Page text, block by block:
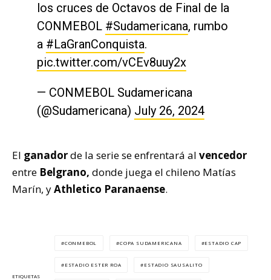
los cruces de Octavos de Final de la
CONMEBOL #Sudamericana, rumbo
a #LaGranConquista.
pic.twitter.com/vCEv8uuy2x
— CONMEBOL Sudamericana
(@Sudamericana) July 26, 2024
El ganadorde la serie se enfrentará al vencedor
entre Belgrano, donde juega el chileno Matías
Marín, yAthletico Paranaense.
ETIQUETAS
CONMEBOL COPA SUDAMERICANA ESTADIO CAP
ESTADIO ESTER ROA ESTADIO SAUSALITO